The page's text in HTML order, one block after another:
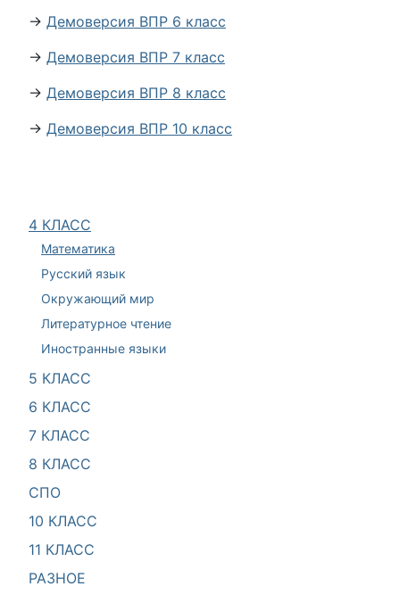
4 КЛАСС
Математика
Русский язык
Окружающий мир
Литературное чтение
Иностранные языки
5 КЛАСС
6 КЛАСС
7 КЛАСС
8 КЛАСС
СПО
10 КЛАСС
11 КЛАСС
РАЗНОЕ
→ Демоверсия ВПР 6 класс
→ Демоверсия ВПР 7 класс
→ Демоверсия ВПР 8 класс
→ Демоверсия ВПР 10 класс